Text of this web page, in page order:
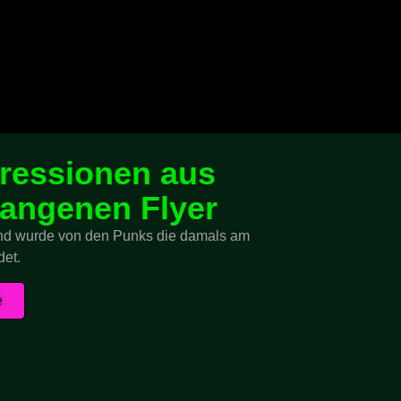
aus
Flyer
wurde von den Punks die damals am